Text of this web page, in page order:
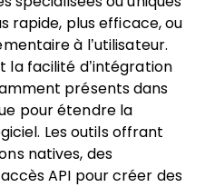
rapide, plus efficace, ou
à l’utilisateur.
la facilité d’intégration
présents dans
pour étendre la
Les outils offrant
natives, des
API pour créer des